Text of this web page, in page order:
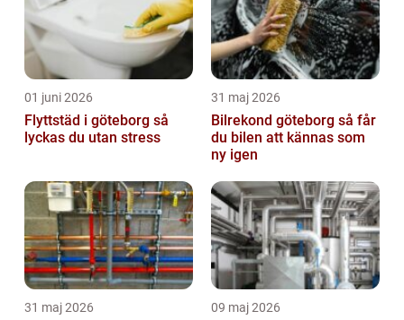
01 juni 2026
Flyttstäd i göteborg så
lyckas du utan stress
31 maj 2026
Bilrekond göteborg så får
du bilen att kännas som
ny igen
31 maj 2026 09 maj 2026